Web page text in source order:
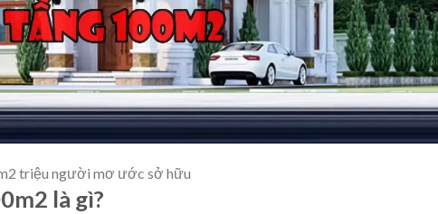
triệu người mơ ước sở hữu
là gì?